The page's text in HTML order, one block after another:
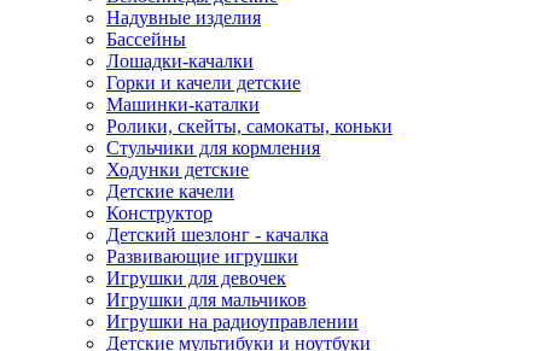
Надувные изделия
Бассейны
Лошадки-качалки
Горки и качели детские
Машинки-каталки
Ролики, скейты, самокаты, коньки
Стульчики для кормления
Ходунки детские
Детские качели
Конструктор
Детский шезлонг - качалка
Развивающие игрушки
Игрушки для девочек
Игрушки для мальчиков
Игрушки на радиоуправлении
Детские мультибуки и ноутбуки